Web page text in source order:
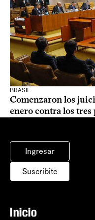
BRASIL
Comenzaron los
enero contra los tres
Ingresar
Suscribite
Inicio